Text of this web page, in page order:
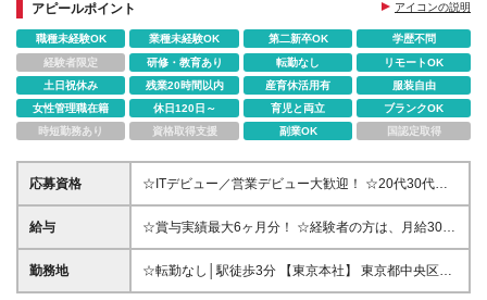
アピールポイント
アイコンの説明
職種未経験OK 業種未経験OK 第二新卒OK
学歴不問
経験者限定
研修・教育あり 転勤なし
リモートOK
土日祝休み
残業20時間以内 産育休活用有
服装自由
女性管理職在籍
休日120日～ 育児と両立
ブランクOK
時短勤務あり
資格取得支援 副業OK 国認定取得
応募資格
☆ITデビュー／営業デビュー大歓迎！ ☆20代30代が
活躍中 ☆未経験OK ※基本的なPCスキルをお持ちの方
※学歴不問 ～このような方を歓迎します！～ ◆営業
務経験がある方 ◆いずれの職種においても、仕事復
帰を考えている方
給与
☆賞与実績最大6ヶ月分！ ☆経験者の方は、月給30万
円以上も可 月給25万円～100万円＋賞与年2回 ※残業
代は基本給に応じて40時間分を支給。詳細は面接でお
勤務地
☆転勤なし│駅徒歩3分 【東京本社】 東京都中央区日
本橋本町4-3-4 東海日本橋ビル 2F ※(変更の範囲)上記